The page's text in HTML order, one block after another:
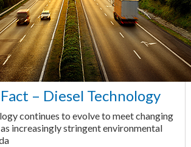
– Diesel Technology
continues to evolve to meet changing
as increasingly stringent environmental